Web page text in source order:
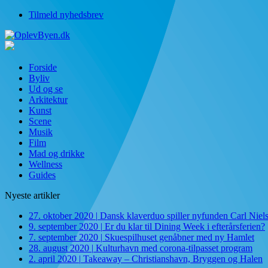
Tilmeld nyhedsbrev
Forside
Byliv
Ud og se
Arkitektur
Kunst
Scene
Musik
Film
Mad og drikke
Wellness
Guides
Nyeste artikler
27. oktober 2020 | Dansk klaverduo spiller nyfunden Carl
9. september 2020 | Er du klar til Dining Week i efterårsferien?
7. september 2020 | Skuespilhuset genåbner med ny Hamlet
28. august 2020 | Kulturhavn med corona-tilpasset program
2. april 2020 | Takeaway – Christianshavn, Bryggen og Halen